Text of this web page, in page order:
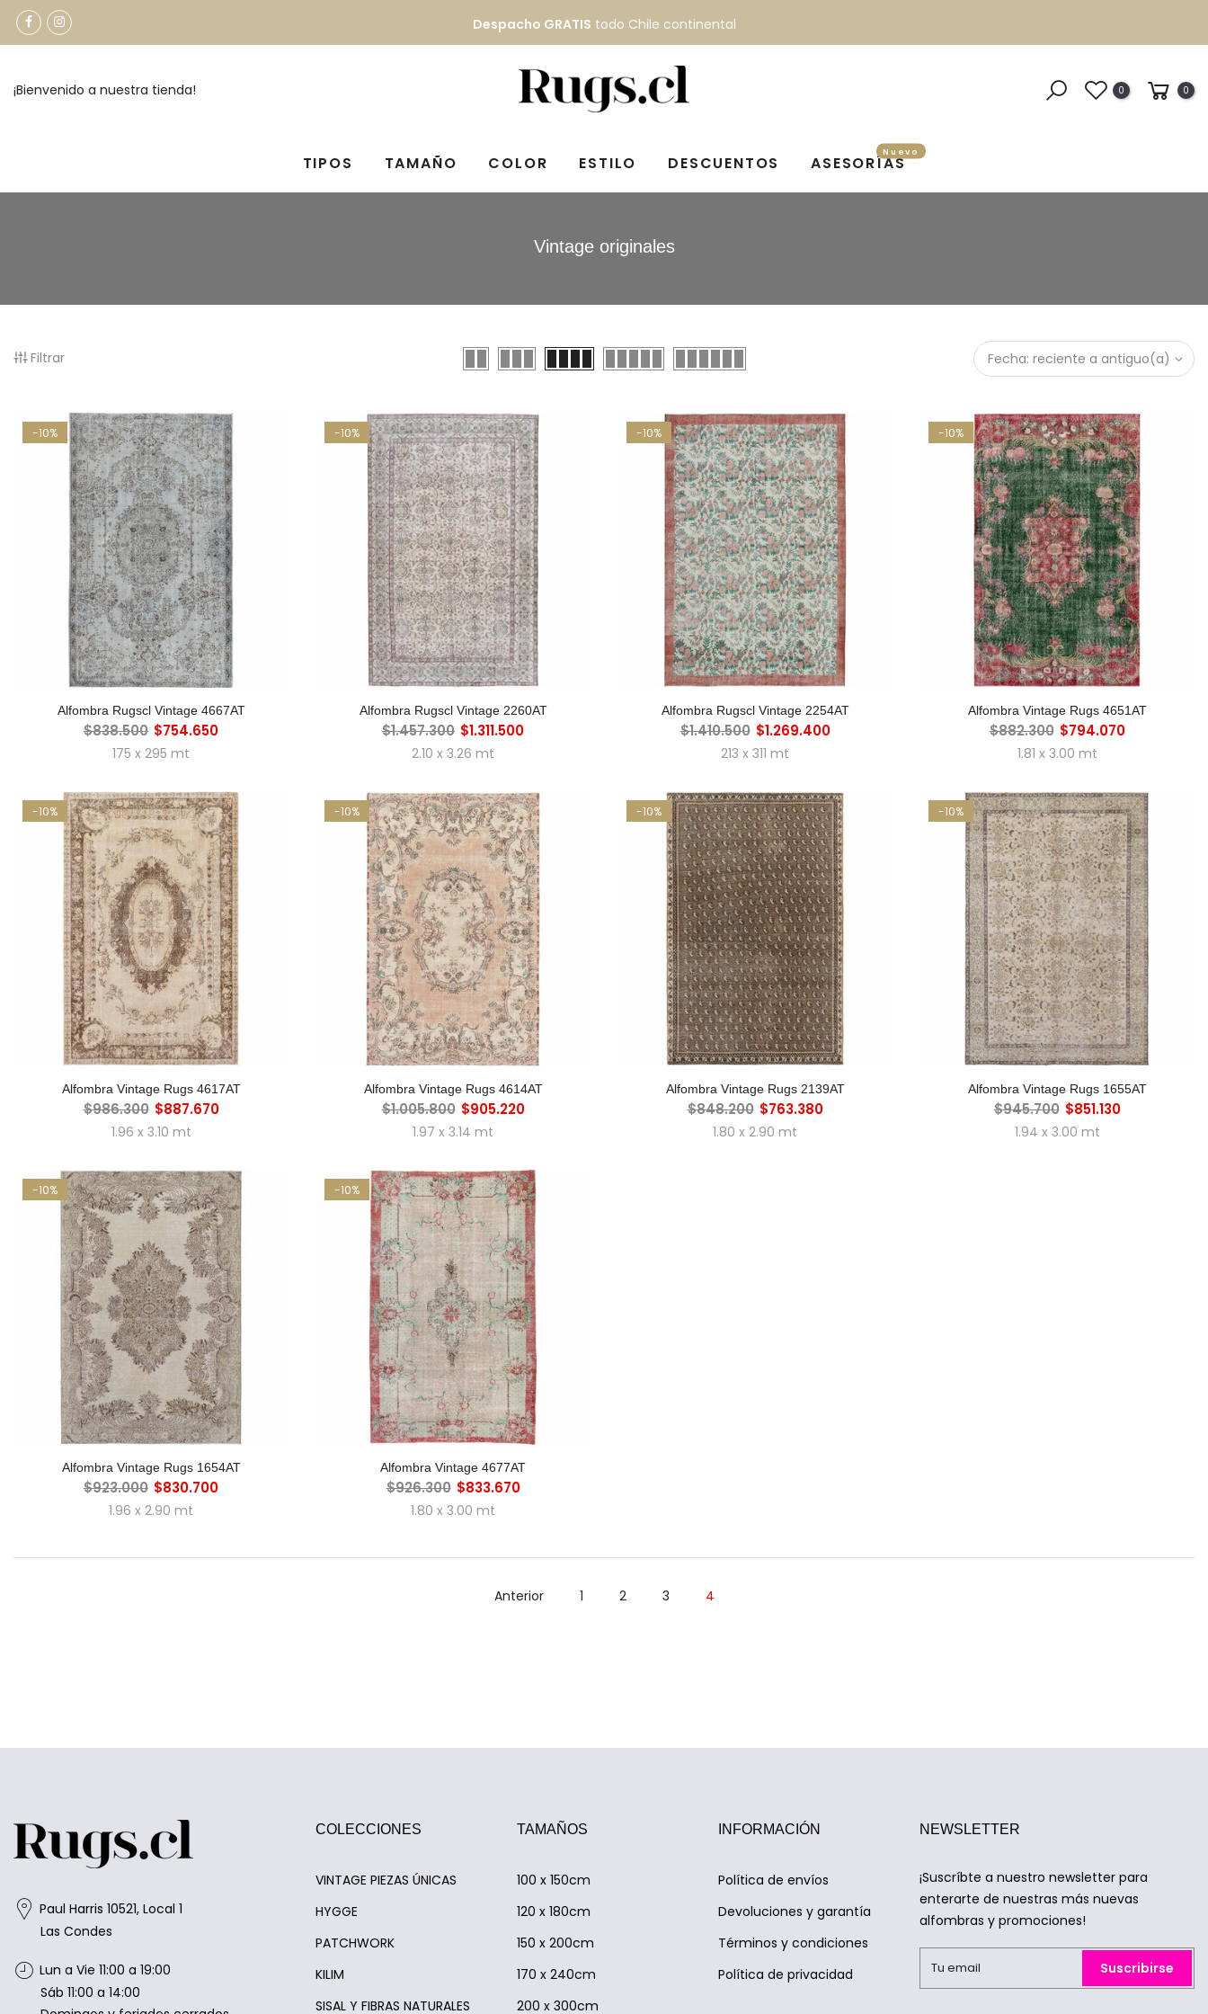
Despacho GRATIS todo Chile continental
¡Bienvenido a nuestra tienda! 0 0
TIPOS TAMAÑO COLOR ESTILO DESCUENTOS ASESORÍAS
Nuevo
Vintage originales
Filtrar Fecha: reciente a antiguo(a)
-10%
AGREGAR AL CARRO
Alfombra Rugscl Vintage 4667AT
$838.500 $754.650
175 x 295 mt
-10%
AGREGAR AL CARRO
Alfombra Rugscl Vintage 2260AT
$1.457.300 $1.311.500
2.10 x 3.26 mt
-10%
AGREGAR AL CARRO
Alfombra Rugscl Vintage 2254AT
$1.410.500 $1.269.400
213 x 311 mt
-10%
AGREGAR AL CARRO
Alfombra Vintage Rugs 4651AT
$882.300 $794.070
1.81 x 3.00 mt
-10%
AGREGAR AL CARRO
Alfombra Vintage Rugs 4617AT
$986.300 $887.670
1.96 x 3.10 mt
-10%
AGREGAR AL CARRO
Alfombra Vintage Rugs 4614AT
$1.005.800 $905.220
1.97 x 3.14 mt
-10%
AGREGAR AL CARRO
Alfombra Vintage Rugs 2139AT
$848.200 $763.380
1.80 x 2.90 mt
-10%
AGREGAR AL CARRO
Alfombra Vintage Rugs 1655AT
$945.700 $851.130
1.94 x 3.00 mt
-10%
AGREGAR AL CARRO
Alfombra Vintage Rugs 1654AT
$923.000 $830.700
1.96 x 2.90 mt
-10%
AGREGAR AL CARRO
Alfombra Vintage 4677AT
$926.300 $833.670
1.80 x 3.00 mt
Anterior 1 2 3 4
Paul Harris 10521, Local 1
Las Condes
Lun a Vie 11:00 a 19:00
Sáb 11:00 a 14:00
COLECCIONES
VINTAGE PIEZAS ÚNICAS
HYGGE
PATCHWORK
KILIM
SISAL Y FIBRAS NATURALES
TAMAÑOS
100 x 150cm
120 x 180cm
150 x 200cm
170 x 240cm
200 x 300cm
INFORMACIÓN
Política de envíos
Devoluciones y garantía
Términos y condiciones
Política de privacidad
NEWSLETTER
¡Suscríbte a nuestro newsletter para
enterarte de nuestras más nuevas
alfombras y promociones!
Suscribirse